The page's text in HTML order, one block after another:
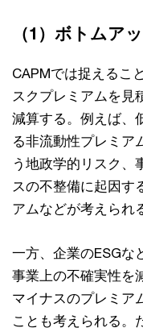
（1）ボトムア
CAPMでは捉えるこ
スクプレミアムを⾒
減算する。例えば、
る⾮流動性プレミア
う地政学的リスク、
スの不整備に起因す
アムなどが考えられ
⼀⽅、企業のESGな
事業上の不確実性を
マイナスのプレミア
ことも考えられる。